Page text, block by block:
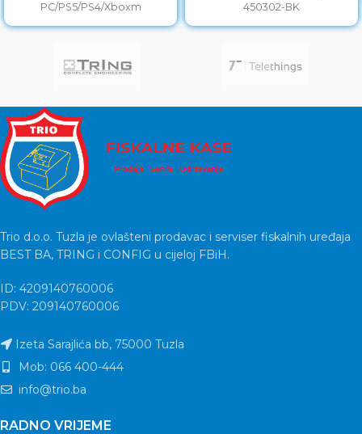
PC/PS5/PS4/Xboxm
SeriesX/S/Switch/OLED/Lite,
450302-BK
Trio d.o.o. Tuzla je ovlašteni prodavac i serviser fiskalnih uređaja
BEST BA, TRING i CONFIG u cijeloj FBiH.
ID: 4209140760006
PDV: 209140760006
Izeta Sarajlića bb, 75000 Tuzla
Mob: 066 400-444
info@trio.ba
RADNO VRIJEME